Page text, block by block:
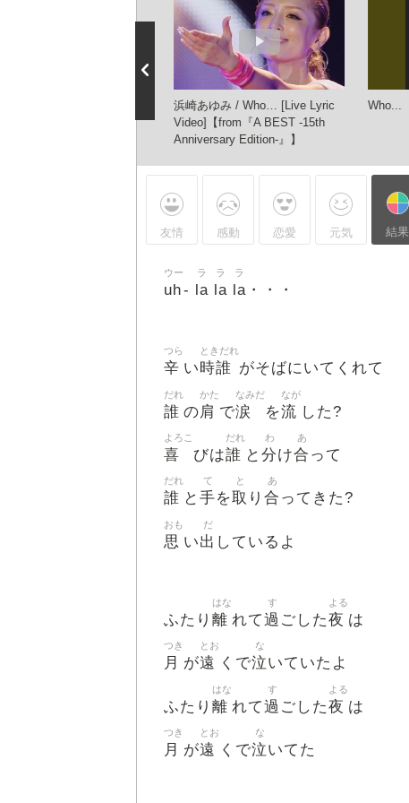
COUNTDOWN LIVE
浜崎あゆみ / Who… [Live Lyric
Video]【from『A BEST -15th
Anniversary Edition-』】
Who...
友情 感動 恋愛 元気 結果
uh
ウー
- la
ラ
la
ラ
la
ラ
・・・
辛
つら
い時誰
ときだれ
がそばにいてくれて
誰
だれ
の肩
かた
で涙
なみだ
を流
なが
した?
喜
よろこ
びは誰
だれ
と 分
わ
け合
あ
って
誰
だれ
と 手
て
を取
と
り 合
あ
ってきた?
思
おも
い出
だ
しているよ
ふたり 離
はな
れて過
す
ごした夜
よる
は
月
つき
が遠
とお
くで泣
な
いていたよ
ふたり 離
はな
れて過
す
ごした夜
よる
は
月
つき
が遠
とお
くで泣
な
いてた